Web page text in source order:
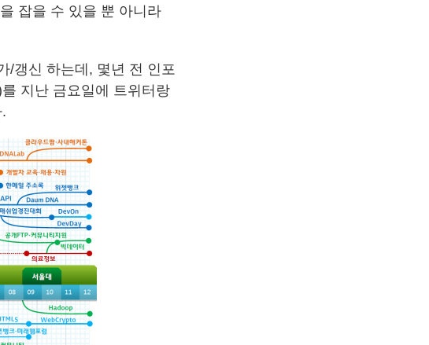
잡을 수 있을 뿐 아니라
/갱신 하는데, 몇년 전 인포
지난 금요일에 트위터랑